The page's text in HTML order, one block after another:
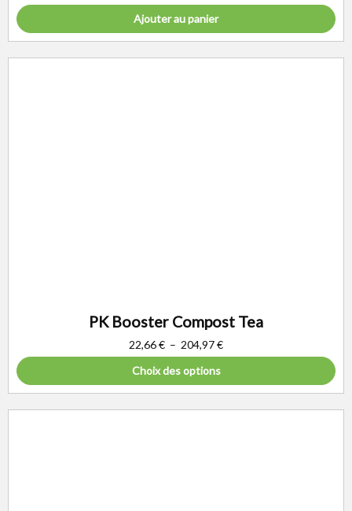
Ajouter au panier
PK Booster Compost Tea
22,66€ – 204,97€
Choix des options